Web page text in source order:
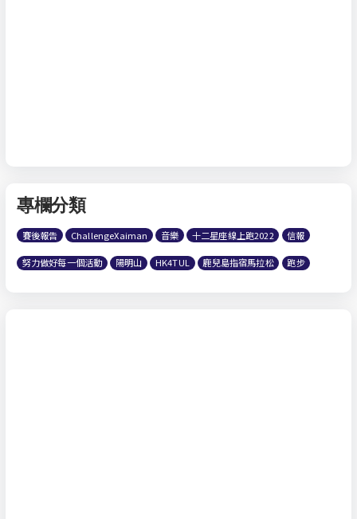
專欄分類
賽後報告 ChallengeXaiman 音樂 十二星座線上跑2022 信報
努力做好每一個活動 陽明山 HK4TUL 鹿兒島指宿馬拉松 跑步